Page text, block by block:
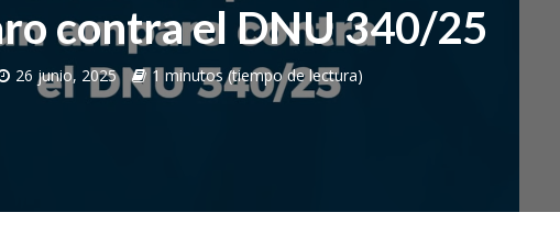
contra el DNU 340/25
26 junio, 2025 1 minutos (tiempo de lectura)